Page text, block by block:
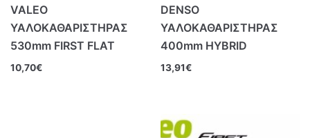
VALEO
ΥΑΛΟΚΑΘΑΡΙΣΤΗΡΑΣ
530mm FIRST FLAT
10,70€
DENSO
ΥΑΛΟΚΑΘΑΡΙΣΤΗΡΑΣ
400mm HYBRID
13,91€